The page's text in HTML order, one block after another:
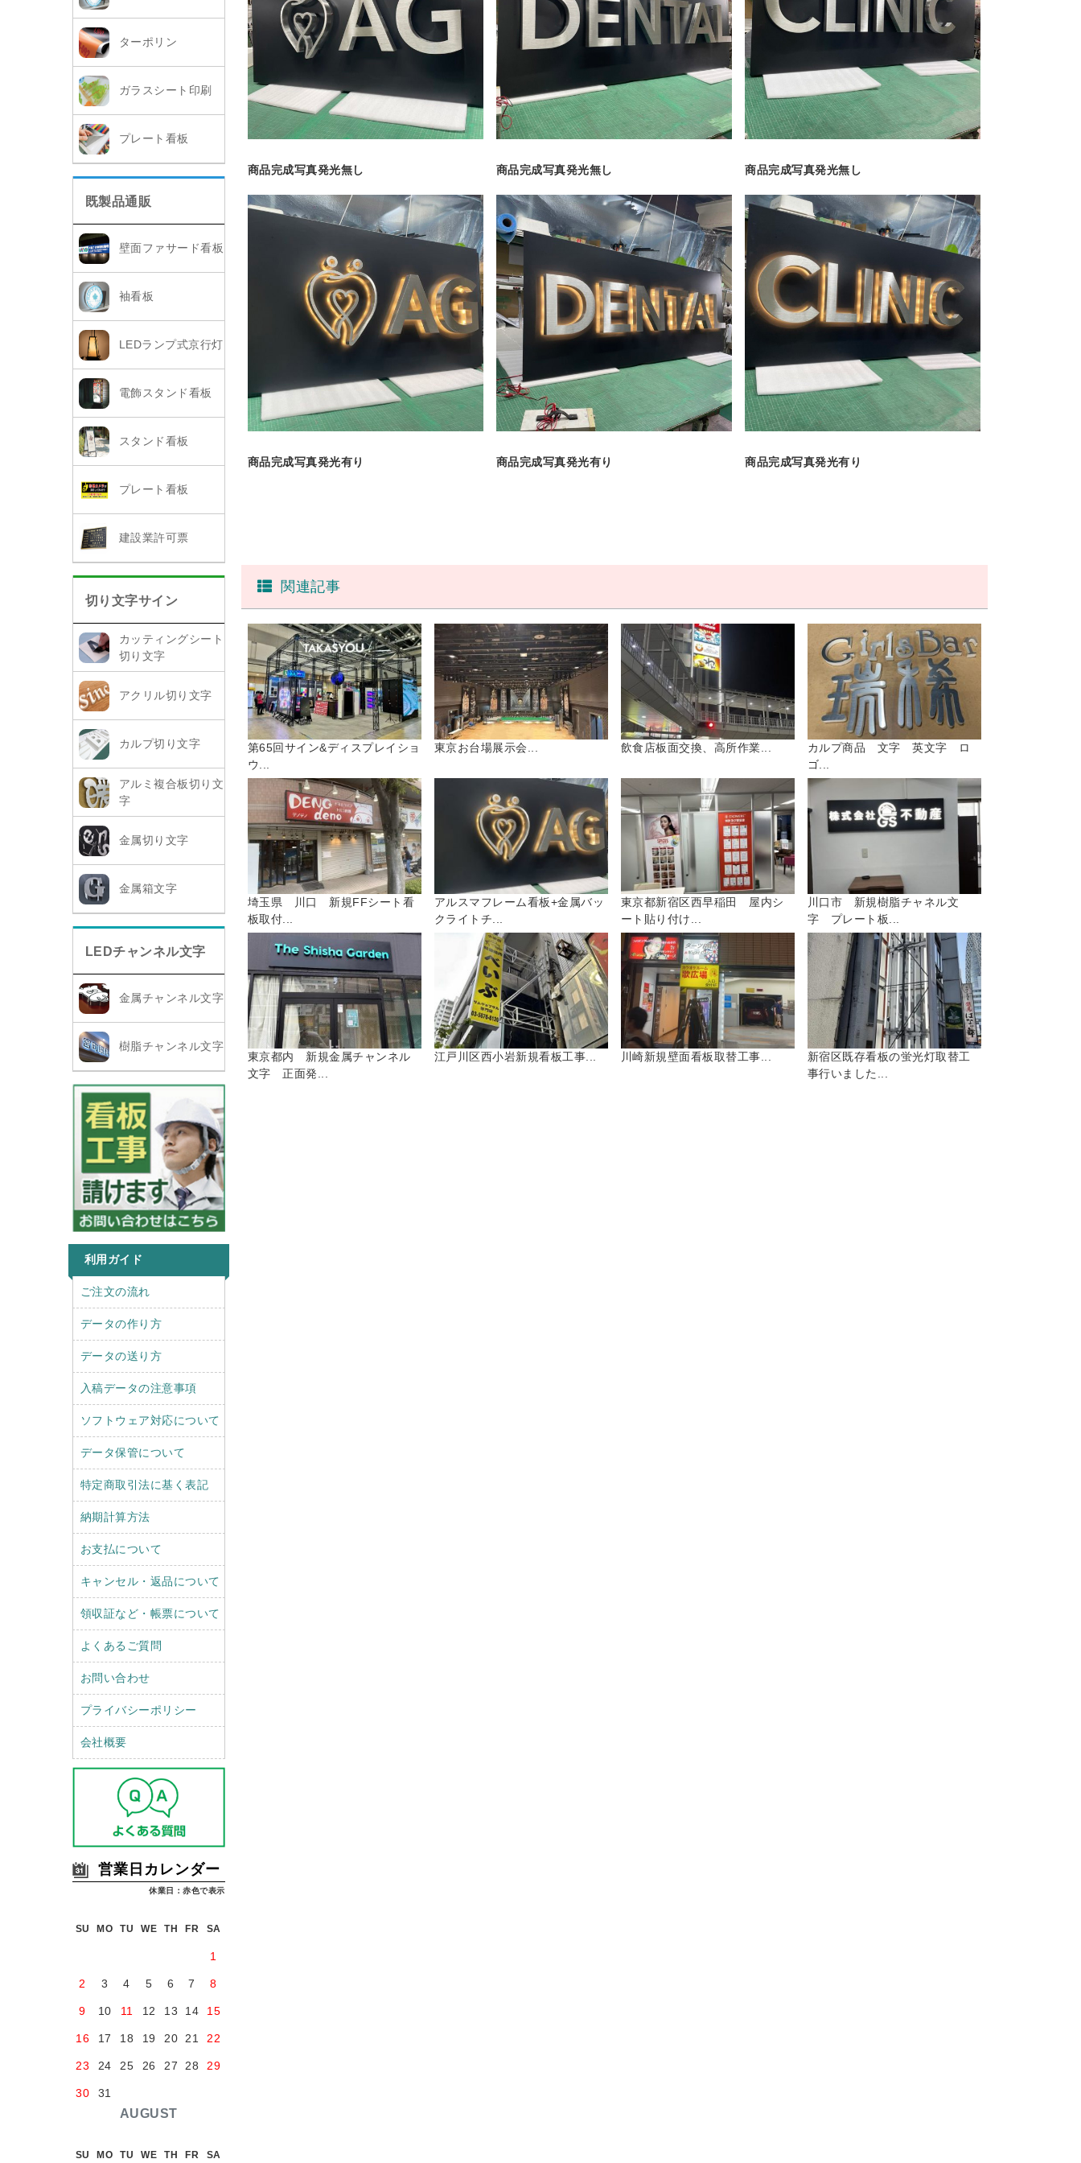
ターポリン
ガラスシート印刷
プレート看板
既製品通販
壁面ファサード看板
袖看板
LEDランプ式京行灯
電飾スタンド看板
スタンド看板
プレート看板
建設業許可票
切り文字サイン
カッティングシート
切り文字
アクリル切り文字
カルプ切り文字
アルミ複合板切り文
字
金属切り文字
金属箱文字
LEDチャンネル文字
金属チャンネル文字
樹脂チャンネル文字
利用ガイド
r
ご注文の流れ
データの作り方
データの送り方
入稿データの注意事項
ソフトウェア対応について
データ保管について
特定商取引法に基く表記
納期計算方法
お支払について
キャンセル・返品について
領収証など・帳票について
よくあるご質問
お問い合わせ
プライバシーポリシー
会社概要
営業日カレンダー
休業日：赤色で表示
AUGUST
SU MO TU WE TH FR SA
1
2 3 4 5 6 7 8
9 10 11 12 13 14 15
16 17 18 19 20 21 22
23 24 25 26 27 28 29
30 31
SU MO TU WE TH FR SA
商品完成写真発光無し 商品完成写真発光無し 商品完成写真発光無し
商品完成写真発光有り 商品完成写真発光有り 商品完成写真発光有り
関連記事
第65回サイン&ディスプレイショ
ウ...
東京お台場展示会... 飲食店板面交換、高所作業...
カルプ商品 文字 英文字 ロ
ゴ...
埼玉県 川口 新規FFシート看
板取付...
アルスマフレーム看板+金属バッ
クライトチ...
東京都新宿区西早稲田 屋内シ
ート貼り付け...
川口市 新規樹脂チャネル文
字 プレート板...
東京都内 新規金属チャンネル
文字 正面発...
江戸川区西小岩新規看板工事... 川崎新規壁面看板取替工事...
新宿区既存看板の蛍光灯取替工
事行いました...